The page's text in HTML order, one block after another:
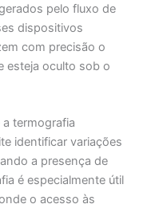
pelo fluxo de
dispositivos
com precisão o
esteja oculto sob o
termografia
identificar variações
a presença de
é especialmente útil
o acesso às